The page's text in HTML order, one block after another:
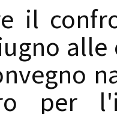
il
per